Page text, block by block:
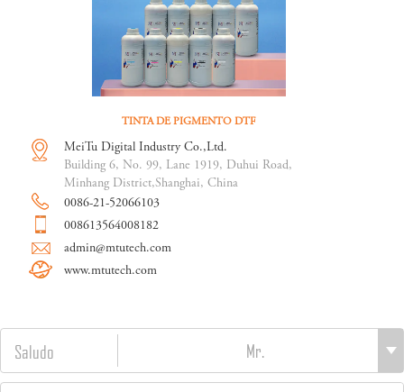
TINTA DE PIGMENTO DTF
MeiTu Digital Industry Co.,Ltd.
Building 6, No. 99, Lane 1919, Duhui Road,
Minhang District,Shanghai, China
0086-21-52066103
008613564008182
admin@mtutech.com
www.mtutech.com
Saludo